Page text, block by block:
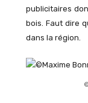
publicitaires
bois. Faut dire
dans la région.